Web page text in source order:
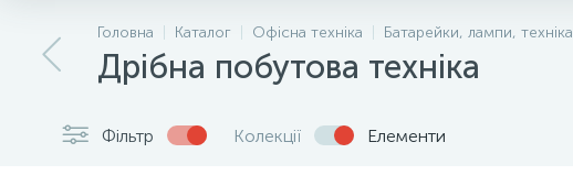
Головна Каталог Офісна техніка Батарейки, лампи, техніка
Дрібна побутова техніка
Фільтр Колекції Елементи